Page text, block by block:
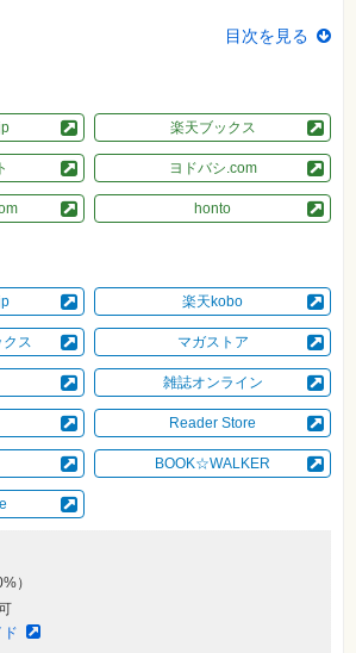
目次を見る
楽天ブックス
ヨドバシ.com
honto
楽天kobo
ス マガストア
雑誌オンライン
Reader Store
BOOK☆WALKER
）